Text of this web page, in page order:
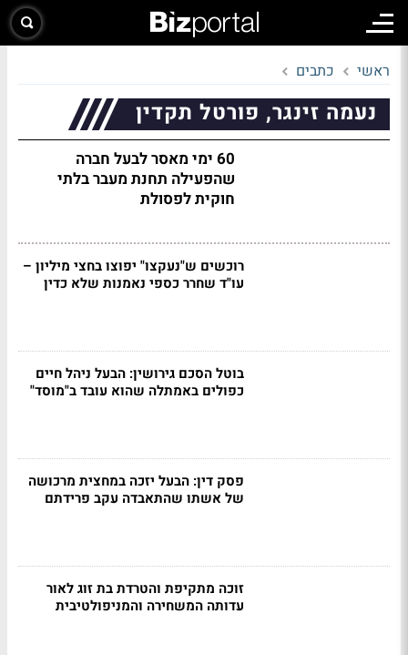
ראשי כתבים
נעמה זינגר, פורטל תקדין
60 ימי מאסר לבעל חברה
שהפעילה תחנת מעבר בלתי
חוקית לפסולת
רוכשים ש"נעקצו" יפוצו בחצי מיליון –
עו"ד שחרר כספי נאמנות שלא כדין
בוטל הסכם גירושין: הבעל ניהל חיים
כפולים באמתלה שהוא עובד ב"מוסד"
פסק דין: הבעל יזכה במחצית מרכושה
של אשתו שהתאבדה עקב פרידתם
זוכה מתקיפת והטרדת בת זוג לאור
עדותה המשחירה והמניפולטיבית